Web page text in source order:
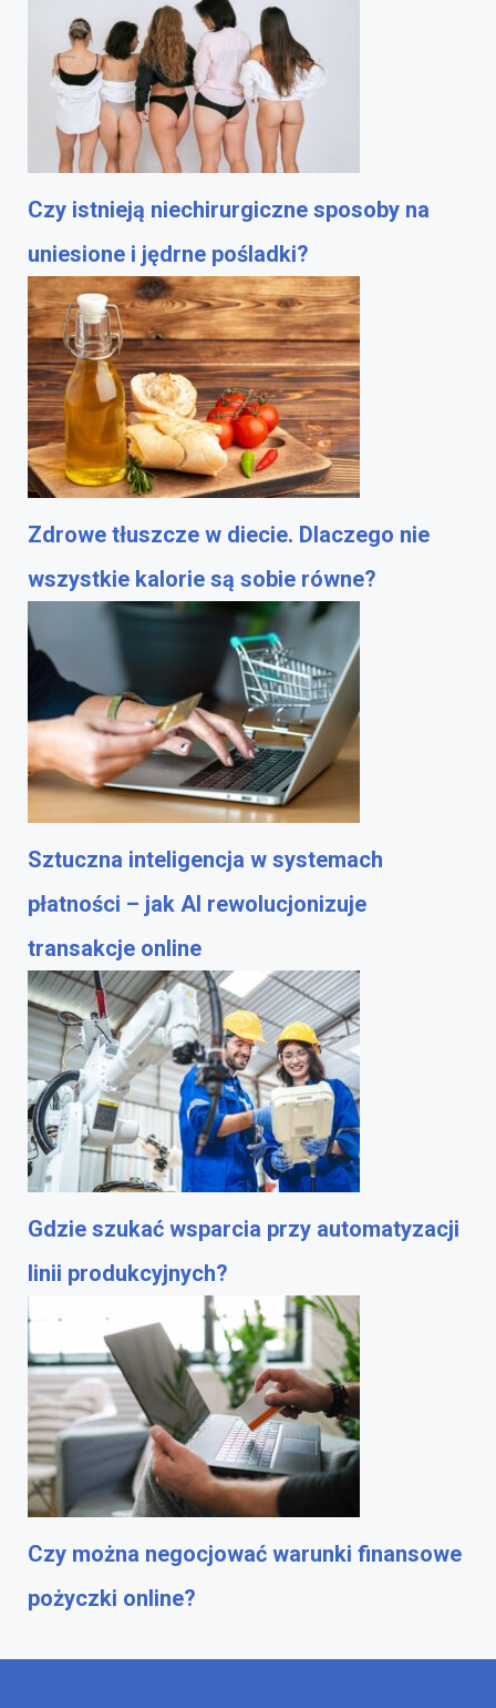
Czy istnieją niechirurgiczne sposoby na
uniesione i jędrne pośladki?
Zdrowe tłuszcze w diecie. Dlaczego nie
wszystkie kalorie są sobie równe?
Sztuczna inteligencja w systemach
płatności – jak AI rewolucjonizuje
transakcje online
Gdzie szukać wsparcia przy automatyzacji
linii produkcyjnych?
Czy można negocjować warunki finansowe
pożyczki online?